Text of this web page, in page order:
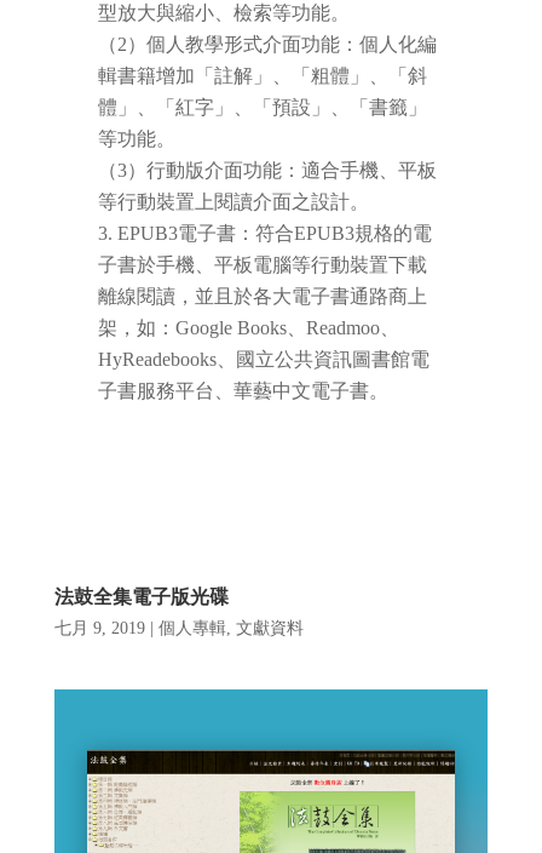
型放大與縮小、檢索等功能。
（2）個人教學形式介面功能：個人化編
輯書籍增加「註解」、「粗體」、「斜
體」、「紅字」、「預設」、「書籤」
等功能。
（3）行動版介面功能：適合手機、平板
等行動裝置上閱讀介面之設計。
EPUB3電子書：符合EPUB3規格的電
子書於手機、平板電腦等行動裝置下載
離線閱讀，並且於各大電子書通路商上
架，如：Google Books、Readmoo、
HyReadebooks、國立公共資訊圖書館電
子書服務平台、華藝中文電子書。
法鼓全集電子版光碟
七月 9, 2019| 個人專輯, 文獻資料